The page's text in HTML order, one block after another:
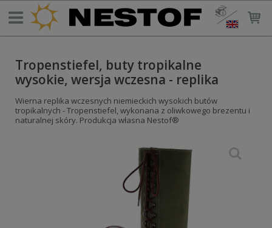
Tropenstiefel, buty tropikalne
wysokie, wersja wczesna - replika
Wierna replika wczesnych niemieckich wysokich butów
tropikalnych - Tropenstiefel, wykonana z oliwkowego brezentu i
naturalnej skóry. Produkcja własna Nestof®